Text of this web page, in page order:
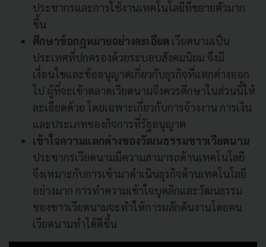
ประชากรและการใช้งานเทคโนโลยีที่ขยายตัวมาก
ขึ้น
ศึกษาข้อกฎหมายอย่างละเอียด เวียดนามเป็น
ประเทศที่ปกครองด้วยระบอบสังคมนิยม จึงมี
เงื่อนไขและข้ออนุญาตเกี่ยวกับธุรกิจที่แตกต่างออก
ไป ผู้ที่จะเข้าตลาดเวียดนามจึงควรศึกษาในส่วนนี้ให้
ละเอียดด้วย โดยเฉพาะเกี่ยวกับการจ้างงาน การเงิน
และประเภทของกิจการที่รัฐอนุญาต
เข้าใจความแตกต่างของวัฒนธรรมชาวเวียดนาม
ประชากรเวียดนามมีความสามารถด้านเทคโนโลยี
จึงเหมาะกับการเข้ามาดำเนินธุรกิจด้านเทคโนโลยี
อย่างมาก การทำความเข้าใจบุคลิกและวัฒนธรรม
ของชาวเวียดนามจะทำให้การผลักดันงานโดยคน
เวียดนามทำได้ดีขึ้น